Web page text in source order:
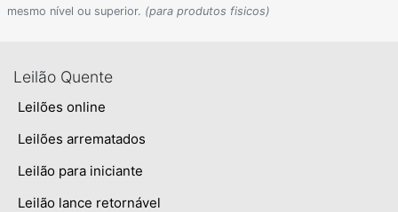
mesmo nível ou superior. (para produtos fisicos)
Leilão Quente
Leilões online
Leilões arrematados
Leilão para iniciante
Leilão lance retornável